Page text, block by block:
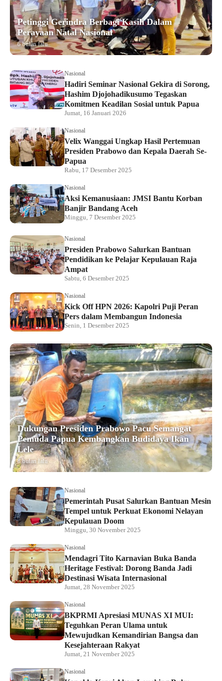
Petinggi Gerindra Berbagi Kasih Dalam
Perayaan Natal Nasional
6 bulan lalu
Nasional
Hadiri Seminar Nasional Gekira di Sorong,
Hashim Djojohadikusumo Tegaskan
Komitmen Keadilan Sosial untuk Papua
Jumat, 16 Januari 2026
Nasional
Velix Wanggai Ungkap Hasil Pertemuan
Presiden Prabowo dan Kepala Daerah Se-
Papua
Rabu, 17 Desember 2025
Nasional
Aksi Kemanusiaan: JMSI Bantu Korban
Banjir Bandang Aceh
Minggu, 7 Desember 2025
Nasional
Presiden Prabowo Salurkan Bantuan
Pendidikan ke Pelajar Kepulauan Raja
Ampat
Sabtu, 6 Desember 2025
Nasional
Kick Off HPN 2026: Kapolri Puji Peran
Pers dalam Membangun Indonesia
Senin, 1 Desember 2025
Dukungan Presiden Prabowo Pacu Semangat
Pemuda Papua Kembangkan Budidaya Ikan
Lele
8 bulan lalu
Nasional
Pemerintah Pusat Salurkan Bantuan Mesin
Tempel untuk Perkuat Ekonomi Nelayan
Kepulauan Doom
Minggu, 30 November 2025
Nasional
Mendagri Tito Karnavian Buka Banda
Heritage Festival: Dorong Banda Jadi
Destinasi Wisata Internasional
Jumat, 28 November 2025
Nasional
BKPRMI Apresiasi MUNAS XI MUI:
Teguhkan Peran Ulama untuk
Mewujudkan Kemandirian Bangsa dan
Kesejahteraan Rakyat
Jumat, 21 November 2025
Nasional